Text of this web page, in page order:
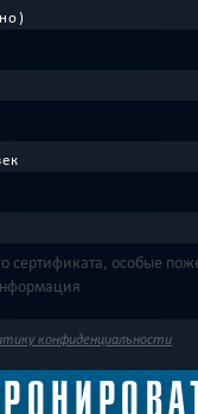
конфиденциальности